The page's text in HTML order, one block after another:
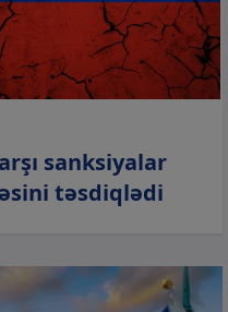
sanksiyalar
təsdiqlədi